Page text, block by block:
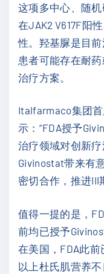
这项多中心、随
在JAK2 V617F阳
性。羟基脲是目
患者可能存在耐
治疗方案。
Italfarmaco集团
示：“FDA授予
治疗领域对创新
Givinostat带来有
密切合作，推进III
值得一提的是，
前均已授予
在美国，FDA此
以上杜氏肌营养